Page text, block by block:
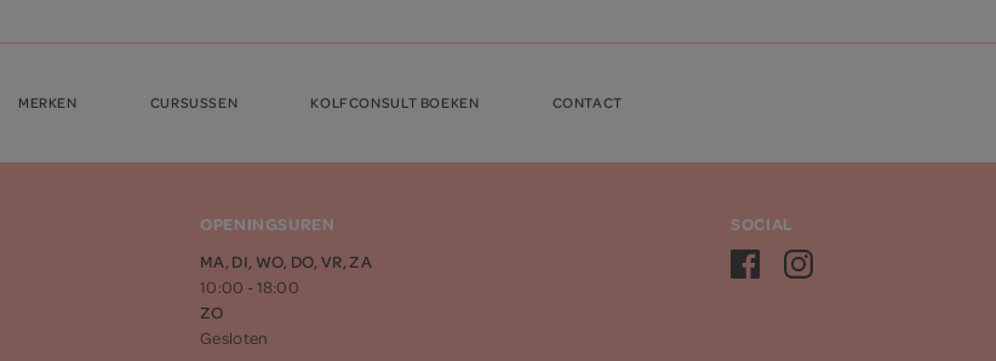
MERKEN CURSUSSEN KOLFCONSULT BOEKEN CONTACT
OPENINGSUREN
MA, DI, WO, DO, VR, ZA
10:00 - 18:00
ZO
Gesloten
SOCIAL
Facebook
Mamado
Instagram
Mamado